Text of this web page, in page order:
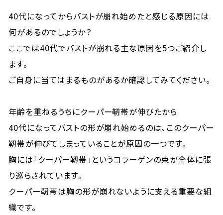
40代になってからバストが崩れ始めたと感じる原因には
何があるのでしょうか？
ここでは40代でバストが崩れる主な原因を5つご紹介し
ます。
ご自身に当てはまるものがあるか確認してみてください。
年齢を重ねるうちにクーパー靭帯が伸びたから
40代になってバストの形が崩れ始めるのは、このクーパー
靭帯が伸びてしまっていることが原因の一つです。
胸には「クーパー靭帯」というコラーゲンの束が全体に張
り巡らされています。
クーパー靭帯は胸の形が崩れないように支える重要な組
織です。